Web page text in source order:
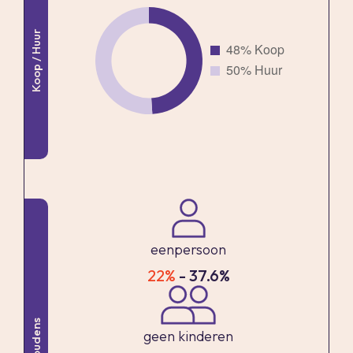
masterbedroom heeft een prachtige afmeting
en is aan de achterzijde gelegen. De kamer is
voorzien van een grote vaste kastenwand, een
open haard en een deur naar het terras. Vanuit
deze kamer heeft u een vrij zicht op de tuin en
tussenkamer heeft een dubbele deur naar het
Slaapkamer III (4.30m x 2.06m) heeft ook een
Bergkast met opstelplaats voor de was- en
Badkamer I is gelegen tussen slaapkamer II en III
en is geheel betegeld en voorzien van een
Koop / Huur
eenpersoon
22% - 37.6%
geen kinderen